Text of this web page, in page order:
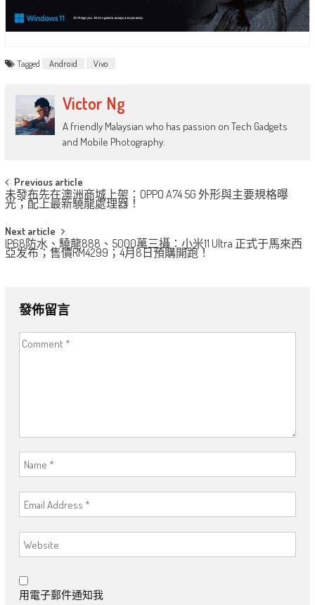
Tagged Android Vivo
Victor Ng
A friendly Malaysian who has passion on Tech Gadgets
and Mobile Photography.
Post
navigation
Previous article
未發布先在澳洲商城上架：OPPO A74 5G 外形與主要規格曝
光；配上最新驍龍處理器！
Next article
IP68防水、驍龍888、5000萬三攝：小米11 Ultra 正式于馬來西
亞发布；售價RM4299；4月8日預購開跑！
發佈留言
用電子郵件通知我